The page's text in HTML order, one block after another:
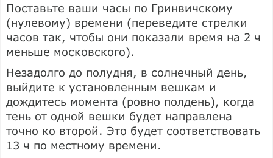
Поставьте ваши часы по Гринвичскому
(нулевому) времени (переведите стрелки
часов так, чтобы они показали время на 2 ч
меньше московского).
Незадолго до полудня, в солнечный день,
выйдите к установленным вешкам и
дождитесь момента (ровно полдень), когда
тень от одной вешки будет направлена
точно ко второй. Это будет соответствовать
13 ч по местному времени.